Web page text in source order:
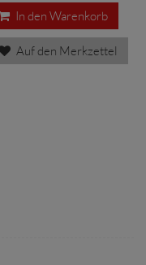
In den Warenkorb
Auf den Merkzettel